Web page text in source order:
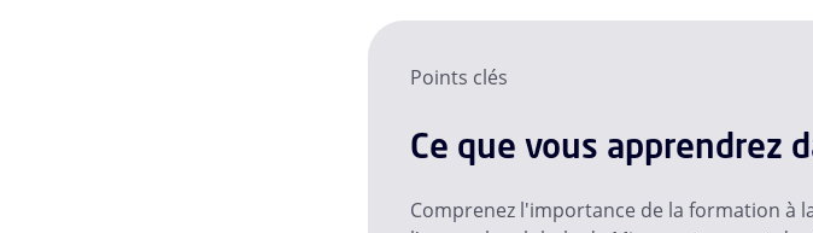
Points clés
Ce que vous apprendrez
Comprenez l'importance de la formation à